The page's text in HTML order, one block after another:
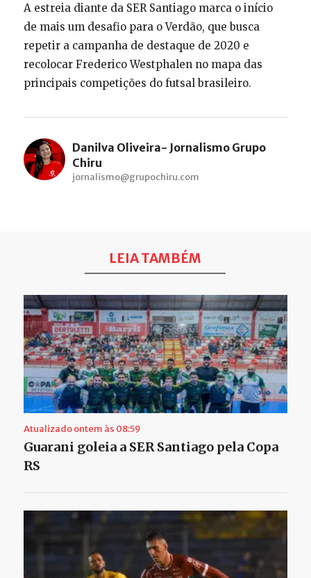
A estreia diante da SER Santiago marca o início
de mais um desafio para o Verdão, que busca
repetir a campanha de destaque de 2020 e
recolocar Frederico Westphalen no mapa das
principais competições do futsal brasileiro.
Danilva Oliveira- Jornalismo Grupo
Chiru
jornalismo@grupochiru.com
LEIA TAMBÉM
Atualizado ontem às 08:59
Guarani goleia a SER Santiago pela Copa
RS